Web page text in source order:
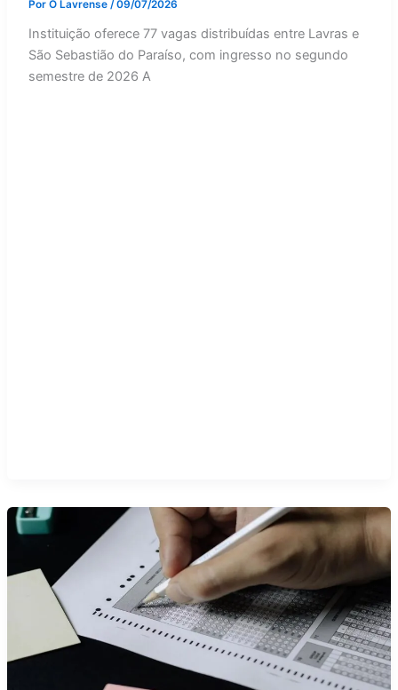
Por O Lavrense /09/07/2026
Instituição oferece 77 vagas distribuídas entre Lavras e
São Sebastião do Paraíso, com ingresso no segundo
semestre de 2026 A